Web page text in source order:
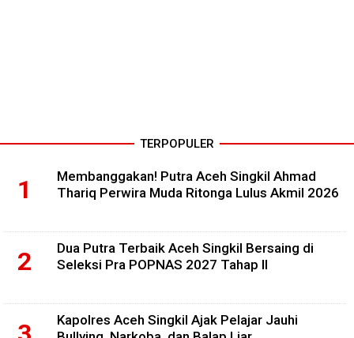
TERPOPULER
Membanggakan! Putra Aceh Singkil Ahmad
Thariq Perwira Muda Ritonga Lulus Akmil 2026
Dua Putra Terbaik Aceh Singkil Bersaing di
Seleksi Pra POPNAS 2027 Tahap II
Kapolres Aceh Singkil Ajak Pelajar Jauhi